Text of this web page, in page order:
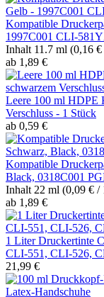
Kompatible
1997C001 CLI-
Inhalt 11.7 ml (0,16
ab 1,89 €
Leere 100 ml HDPE
Verschluss - 1 Stück
ab 0,59 €
Kompatible
Black, 0318C001
Inhalt 22 ml (0,09 € /
ab 1,89 €
1 Liter Druckertinte
CLI-551, CLI-526,
21,99 €